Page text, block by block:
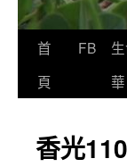
首
頁
FB
華
香光